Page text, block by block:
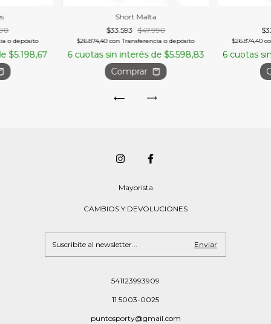
o depósito
$5.198,67
Short Malta
$33.593 $47.990
$26.874,40con Transferencia o depósito
6 cuotas sin interés de $5.598,83
Comprar
$26.874,40
6 cuotas
Mayorista
CAMBIOS Y DEVOLUCIONES
541123993909
11 5003-0025
puntosporty@gmail.com